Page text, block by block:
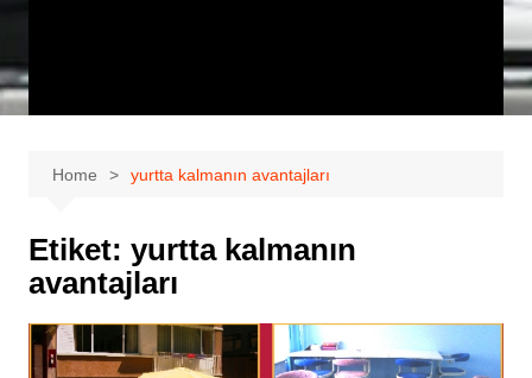
Home yurtta kalmanın avantajları
Etiket: yurtta kalmanın
avantajları